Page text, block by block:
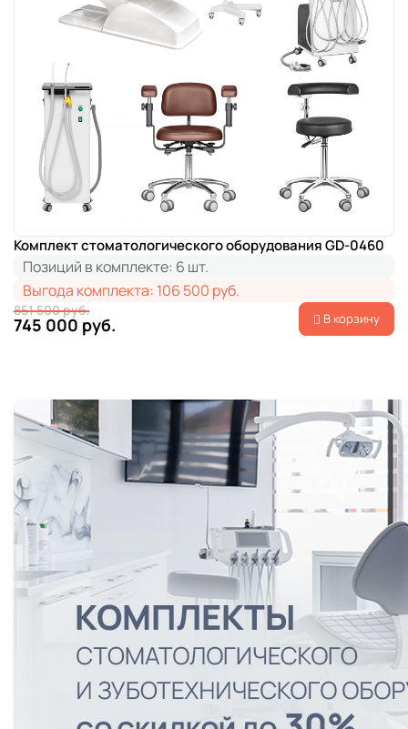
Комплект стоматологического оборудования GD-0460
Позиций в комплекте: 6 шт.
Выгода комплекта: 106 500 руб.
745 000 руб.
851 500 руб. В корзину